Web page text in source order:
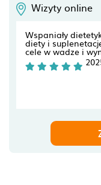
Wizyty online
Wspaniały
diety i
cele w wadze i